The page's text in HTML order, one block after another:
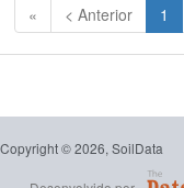
« < Anterior 1
Copyright © 2026, SoilData